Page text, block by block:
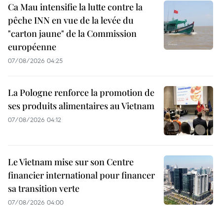
Ca Mau intensifie la lutte contre la
pêche INN en vue de la levée du
"carton jaune" de la Commission
européenne
07/08/2026 04:25
La Pologne renforce la promotion de
ses produits alimentaires au Vietnam
07/08/2026 04:12
Le Vietnam mise sur son Centre
financier international pour financer
sa transition verte
07/08/2026 04:00